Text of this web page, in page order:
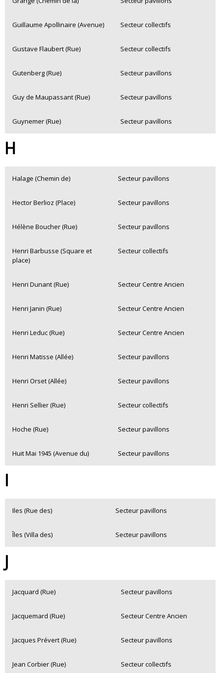
Guillaume Apollinaire (Avenue) Secteur collectifs
Gustave Flaubert (Rue) Secteur collectifs
Gutenberg (Rue) Secteur pavillons
Guy de Maupassant (Rue) Secteur pavillons
Guynemer (Rue) Secteur pavillons
H
Halage (Chemin de) Secteur pavillons
Hector Berlioz (Place) Secteur pavillons
Hélène Boucher (Rue) Secteur pavillons
Henri Barbusse (Square et
place)
Secteur collectifs
Henri Dunant (Rue) Secteur Centre Ancien
Henri Janin (Rue) Secteur Centre Ancien
Henri Leduc (Rue) Secteur Centre Ancien
Henri Matisse (Allée) Secteur pavillons
Henri Orset (Allée) Secteur pavillons
Henri Sellier (Rue) Secteur collectifs
Hoche (Rue) Secteur pavillons
Huit Mai 1945 (Avenue du) Secteur pavillons
I
Iles (Rue des) Secteur pavillons
Îles (Villa des) Secteur pavillons
J
Jacquard (Rue) Secteur pavillons
Jacquemard (Rue) Secteur Centre Ancien
Jacques Prévert (Rue) Secteur pavillons
Jean Corbier (Rue) Secteur collectifs